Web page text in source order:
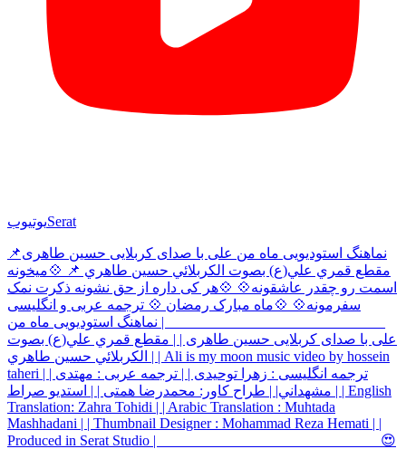
یوتیوبSerat
نماهنگ استودیویی ماه من علی با صدای کربلایی حسین طاهری📌
مقطع قمري علي(ع) بصوت الكربلائي حسين طاهري 📌 💠میخونه
اسمت رو چقدر عاشقونه💠 💠هر کی داره از حق نشونه ذکرت نمک
سفرمونه💠 💠ماه مبارک رمضان 💠 ترجمه عربی و انگلیسی
______________________________ | نماهنگ استودیویی ماه من
علی با صدای کربلایی حسین طاهری | | مقطع قمري علي(ع) بصوت
الكربلائي حسين طاهري | | Ali is my moon music video by hossein
taheri | | ترجمه انگلیسی : زهرا توحیدی | | ترجمه عربی : مهتدى
مشهداني| | طراح کاور: محمدرضا همتی | | استدیو صراط | | English
Translation: Zahra Tohidi | | Arabic Translation : Muhtada
Mashhadani | | Thumbnail Designer : Mohammad Reza Hemati | |
Produced in Serat Studio | ______________________________ 😍